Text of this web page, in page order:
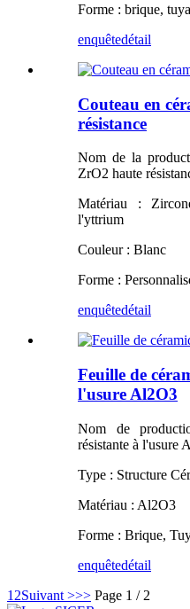
Forme : brique,
enquêtedétail
Couteau en
résistance
Nom de la
ZrO2 haute
Matériau :
l'yttrium
Couleur : Blanc
Forme :
enquêtedétail
Feuille de
l'usure Al2O3
Nom de
résistante à l'usure
Type : Structure
Matériau : Al2O3
Forme : Brique,
enquêtedétail
1 2Suivant >>> Page 1 / 2